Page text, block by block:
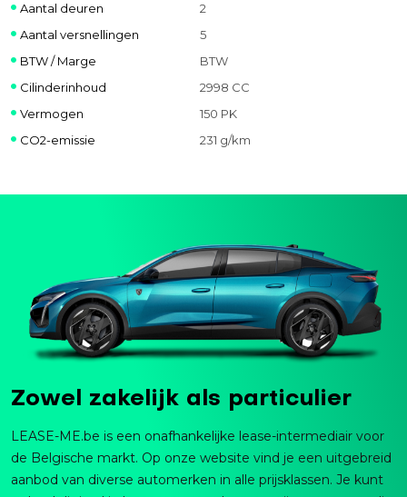
Aantal deuren
2
Aantal versnellingen
5
BTW / Marge
BTW
Cilinderinhoud
2998 CC
Vermogen
150 PK
CO2-emissie
231 g/km
Zowel zakelijk als particulier
LEASE-ME.be is een onafhankelijke lease-intermediair voor
de Belgische markt. Op onze website vind je een uitgebreid
aanbod van diverse automerken in alle prijsklassen. Je kunt